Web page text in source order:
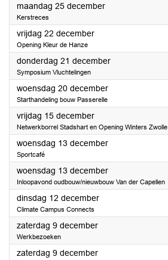
maandag 25 december2023
Kerstreces
vrijdag 22 december2023
Opening Kleur de Hanze
donderdag 21 december2023
Symposium Vluchtelingen
woensdag 20 december2023
Starthandeling bouw Passerelle
vrijdag 15 december2023
Netwerkborrel Stadshart en Opening Winters Zwolle
woensdag 13 december2023
Sportcafé
woensdag 13 december2023
Inloopavond oudbouw/nieuwbouw Van der Capellen
dinsdag 12 december2023
Climate Campus Connects
zaterdag 9 december2023
Werkbezoeken
zaterdag 9 december2023